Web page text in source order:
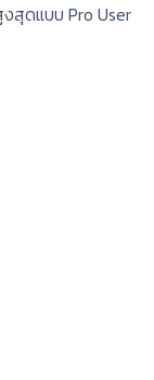
สุดแบบ Pro User